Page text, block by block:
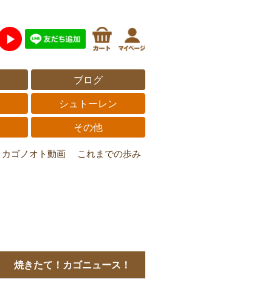
ブログ
シュトーレン
その他
カゴノオト動画 これまでの歩み
焼きたて！カゴニュース！